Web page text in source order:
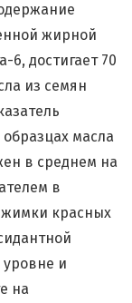
жирной
6, достигает 70
из семян
масла
в среднем на
в
красных
уровне и
на